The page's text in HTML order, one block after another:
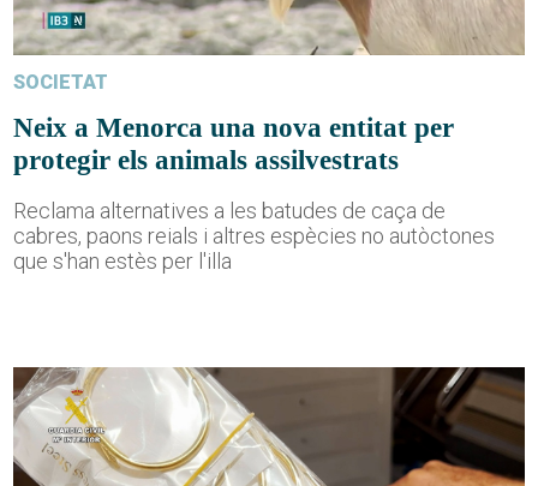
SOCIETAT
Neix a Menorca una nova entitat per
protegir els animals assilvestrats
Reclama alternatives a les batudes de caça de
cabres, paons reials i altres espècies no autòctones
que s'han estès per l'illa